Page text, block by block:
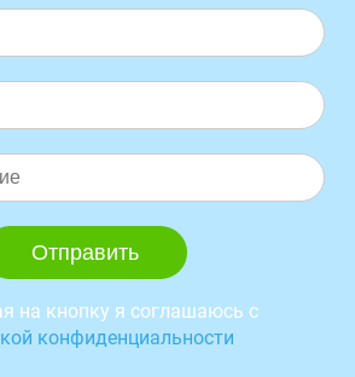
на кнопку я соглашаюсь с
конфиденциальности